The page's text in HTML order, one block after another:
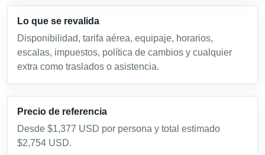
Lo que se revalida
Disponibilidad, tarifa aérea, equipaje, horarios,
escalas, impuestos, política de cambios y cualquier
extra como traslados o asistencia.
Precio de referencia
Desde $1,377 USD por persona y total estimado
$2,754 USD.